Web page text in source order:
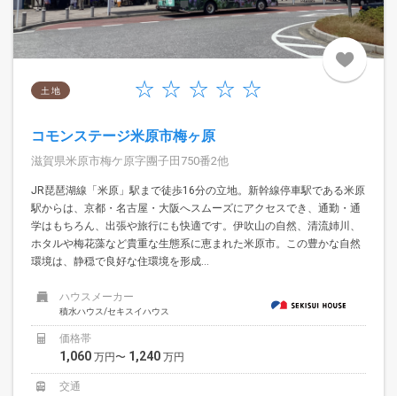
土 地
コモンステージ米原市梅ヶ原
滋賀県米原市梅ケ原字團子田750番2他
JR琵琶湖線「米原」駅まで徒歩16分の立地。新幹線停車駅である米原
駅からは、京都・名古屋・大阪へスムーズにアクセスでき、通勤・通
学はもちろん、出張や旅行にも快適です。伊吹山の自然、清流姉川、
ホタルや梅花藻など貴重な生態系に恵まれた米原市。この豊かな自然
環境は、静穏で良好な住環境を形成...
ハウスメーカー
積水ハウス/セキスイハウス
価格帯
1,060 万円〜 1,240 万円
交通